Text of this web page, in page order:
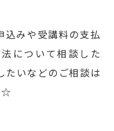
込みや受講料の支払
について相談した
たいなどのご相談は
☆